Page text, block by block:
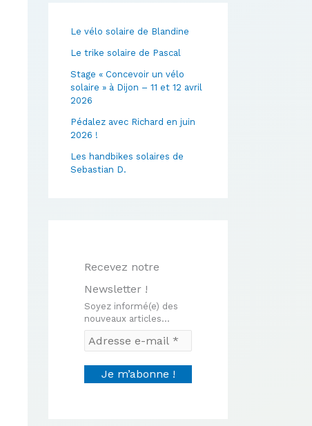
Le vélo solaire de Blandine
Le trike solaire de Pascal
Stage « Concevoir un vélo
solaire » à Dijon – 11 et 12 avril
2026
Pédalez avec Richard en juin
2026 !
Les handbikes solaires de
Sebastian D.
Recevez notre
Newsletter !
Soyez informé(e) des
nouveaux articles...